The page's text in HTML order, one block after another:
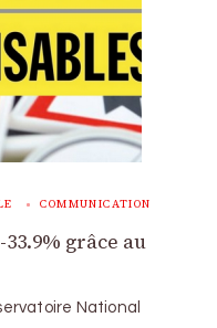
COMMUNICATION
grâce au
National